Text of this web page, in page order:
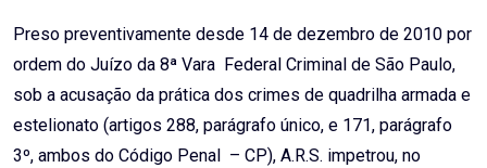
Preso preventivamente desde 14 de dezembro de 2010 por
ordem do Juízo da 8ª Vara Federal Criminal de São Paulo,
sob a acusação da prática dos crimes de quadrilha armada e
estelionato (artigos 288, parágrafo único, e 171, parágrafo
3º, ambos do Código Penal – CP), A.R.S. impetrou, no